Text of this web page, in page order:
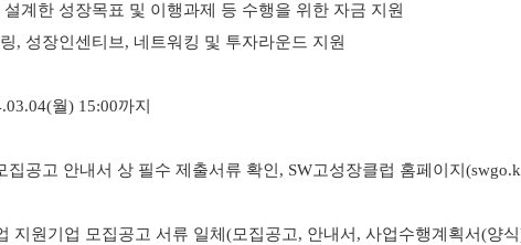
설계한 성장목표 및 이행과제 등 수행을 위한 자금 지원
, 성장인센티브, 네트워킹 및 투자라운드 지원
월) 15:00까지
집공고 안내서 상 필수 제출서류 확인, SW고성장클럽 홈페이지
지원기업 모집공고 서류 일체(모집공고, 안내서, 사업수행계획서(양